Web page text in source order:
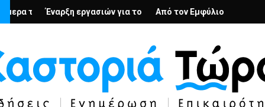
– Ο Άρμιν Βέγκνερ απέναντι στη λήθη
για το Κέντρο Ημέρας Ολικής Φροντίδας στην Καστοριά
Από τον Εμφύλιο στην Πόλωση: το ίδιο έργο,
KIFF 51: Η εικόνα